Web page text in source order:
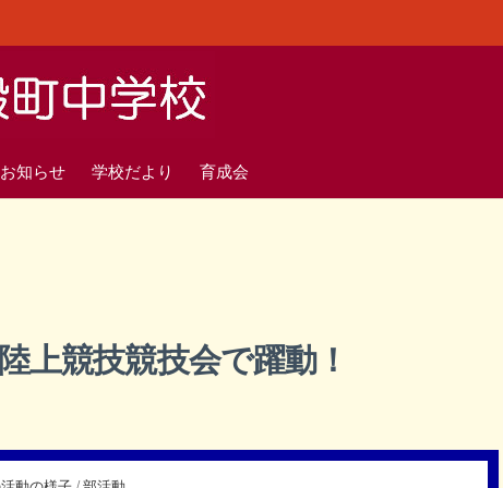
お知らせ 学校だより 育成会
上競技競技会で躍動！